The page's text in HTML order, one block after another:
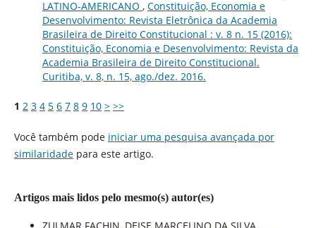
LATINO-AMERICANO , Constituição, Economia e
Desenvolvimento: Revista Eletrônica da Academia
Brasileira de Direito Constitucional : v. 8 n. 15 (2016):
Constituição, Economia e Desenvolvimento: Revista da
Academia Brasileira de Direito Constitucional.
Curitiba, v. 8, n. 15, ago./dez. 2016.
1 2 3 4 5 6 7 8 9 10 > >>
Você também pode iniciar uma pesquisa avançada por
similaridadepara este artigo.
Artigos mais lidos pelo mesmo(s) autor(es)